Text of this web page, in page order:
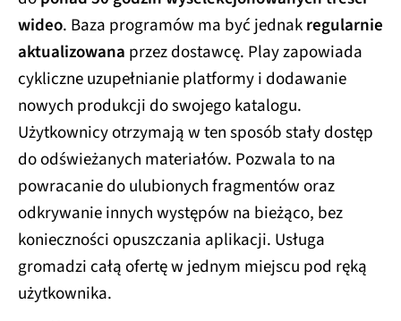
wideo. Baza programów ma być jednakregularnie
aktualizowana przez dostawcę. Play zapowiada
cykliczne uzupełnianie platformy i dodawanie
nowych produkcji do swojego katalogu.
Użytkownicy otrzymają w ten sposób stały dostęp
do odświeżanych materiałów. Pozwala to na
powracanie do ulubionych fragmentów oraz
odkrywanie innych występów na bieżąco, bez
konieczności opuszczania aplikacji. Usługa
gromadzi całą ofertę w jednym miejscu pod ręką
użytkownika.